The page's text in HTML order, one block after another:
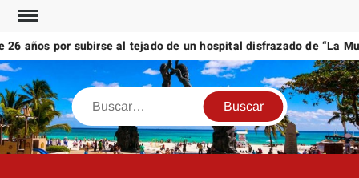
Saltar
contenido
años por subirse al tejado de un hospital disfrazado de “La
Buscar